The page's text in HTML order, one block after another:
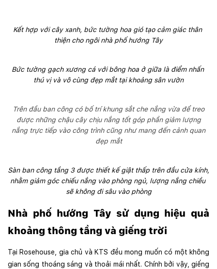
Kết hợp với cây xanh, bức tường hoa gió tạo cảm giác thân
thiện cho ngôi nhà phố hướng Tây
Bức tường gạch xương cá với bông hoa ở giữa là điểm nhấn
thú vị và vô cùng đẹp mắt tại khoảng sân vườn
Trên đầu ban công có bố trí khung sắt che nắng vừa để treo
được những chậu cây chịu nắng tốt góp phần giảm lượng
nắng trực tiếp vào công trình cũng như mang đến cảnh quan
đẹp mắt
Sàn ban công tầng 3 được thiết kế giật thấp trên đầu cửa kính,
nhằm giảm góc chiếu nắng vào phòng ngủ, lượng nắng chiều
sẽ không đi sâu vào phòng
Nhà phố hướng Tây sử dụng hiệu quả
khoảng thông tầng và giếng trời
Tại Rosehouse, gia chủ và KTS đều mong muốn có một không
gian sống thoáng sáng và thoải mái nhất. Chính bởi vậy, giếng